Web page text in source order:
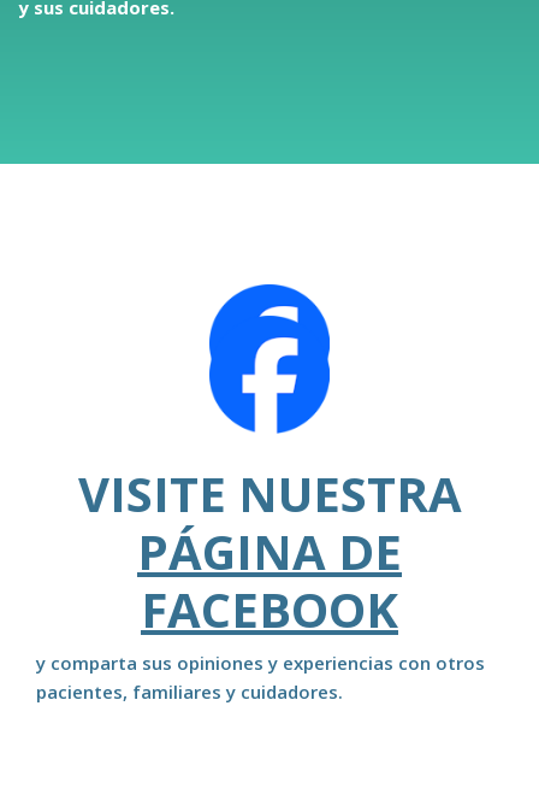
y sus cuidadores.
VISITE NUESTRA
PÁGINA DE
FACEBOOK
y comparta sus opiniones y experiencias con otros
pacientes, familiares y cuidadores.